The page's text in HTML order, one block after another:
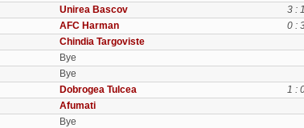
Unirea Bascov
3 : 1
AFC Harman
0 :
Chindia Targoviste
Bye
Bye
Dobrogea Tulcea
1 :
Afumati
Bye